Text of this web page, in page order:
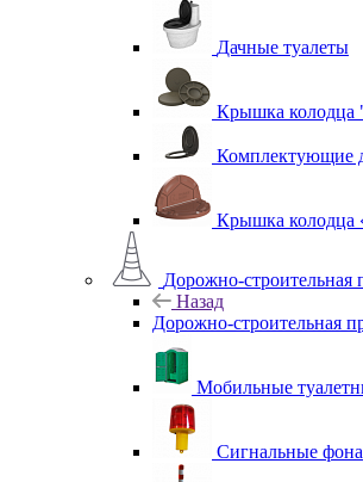
Дачные туалеты
Крышка колодца
Комплектующие
Крышка колодца
Дорожно-строительная
Назад
Дорожно-строительная
Мобильные
Сигнальные